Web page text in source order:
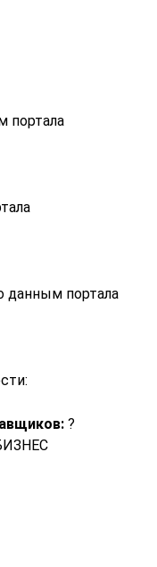
портала
данным портала
?